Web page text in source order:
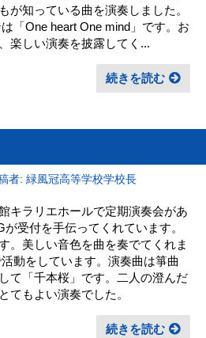
が知っている曲を演奏しました。
「One heart One mind」です。お
楽しい演奏を披露してく...
続きを読む
者: 緑風冠高等学校学校長
キラリエホールで定期演奏会があ
受付を手伝ってくれています。
。美しい音色を曲を奏でてくれま
動をしています。演奏曲は箏曲
て「千本桜」です。二人の澄んだ
てもよい演奏でした。
続きを読む